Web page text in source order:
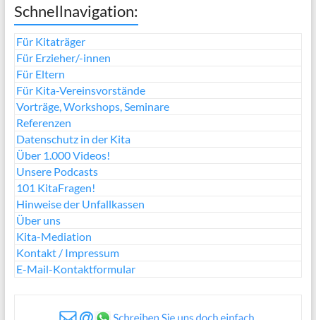
Schnellnavigation:
Für Kitaträger
Für Erzieher/-innen
Für Eltern
Für Kita-Vereinsvorstände
Vorträge, Workshops, Seminare
Referenzen
Datenschutz in der Kita
Über 1.000 Videos!
Unsere Podcasts
101 KitaFragen!
Hinweise der Unfallkassen
Über uns
Kita-Mediation
Kontakt / Impressum
E-Mail-Kontaktformular